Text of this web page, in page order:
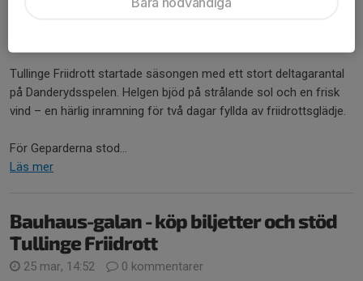
starkt på Danderydsspelen
Tullinge Friidrott startade säsongen med ett stort deltagarantal
på Danderydsspelen. Helgen bjöd på strålande sol och en frisk
vind – en härlig inramning för två dagar fyllda av friidrottsglädje.
För Geparderna stod...
Läs mer
Bauhaus-galan - köp biljetter och stöd
Tullinge Friidrott
25 mar, 14:52 0 kommentarer